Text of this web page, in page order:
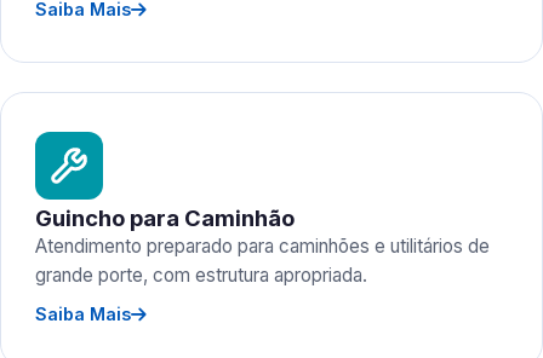
Saiba Mais
Guincho para Caminhão
Atendimento preparado para caminhões e utilitários de
grande porte, com estrutura apropriada.
Saiba Mais